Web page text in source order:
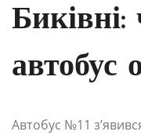
автобус
Автобус №11